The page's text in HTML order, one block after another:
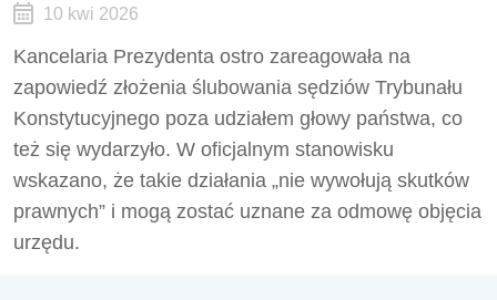
10 kwi 2026
Kancelaria Prezydenta ostro zareagowała na
zapowiedź złożenia ślubowania sędziów Trybunału
Konstytucyjnego poza udziałem głowy państwa, co
też się wydarzyło. W oficjalnym stanowisku
wskazano, że takie działania „nie wywołują skutków
prawnych” i mogą zostać uznane za odmowę objęcia
urzędu.